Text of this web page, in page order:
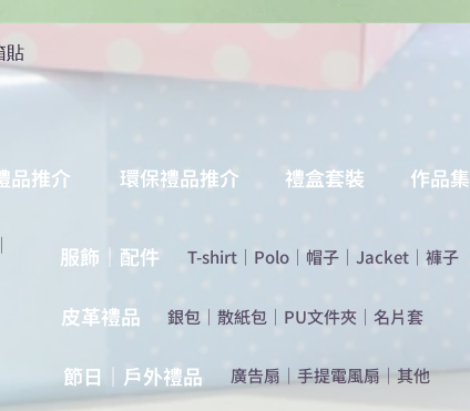
貼
品推介 環保禮品推介 禮盒套裝 作品集
｜
服飾｜配件 T-shirt ｜ Polo ｜ 帽子 ｜ Jacket ｜ 褲子
​皮革禮品 ​銀包 ｜ 散紙包 ｜ PU文件夾 ｜ 名片套
節日｜戶外禮品 ​廣告扇 ｜ 手提電風扇 ｜ 其他